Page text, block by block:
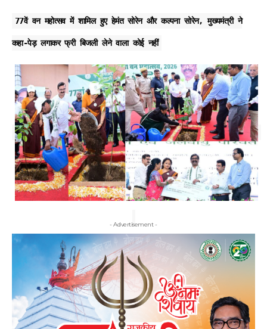
77वें वन महोत्सव में शामिल हुए हेमंत सोरेन और कल्पना सोरेन, मुख्यमंत्री ने
कहा-पेड़ लगाकर फ्री बिजली लेने वाला कोई नहीं
- Advertisement -